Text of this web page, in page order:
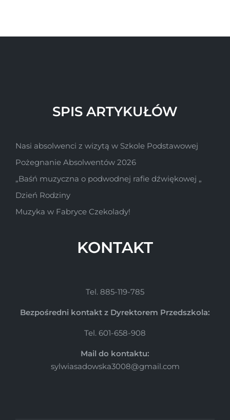
SPIS ARTYKUŁÓW
Nasi absolwenci z wizytą w Szkole Podstawowej
Pożegnanie Absolwentów 2026
„Baśń muzyczna o podwodnej rafie dźwiękowej „
Dzień Rodziny
Muzyka w Fabryce Czekolady!
KONTAKT
Tel. 885-119-785
Bezpośredni kontakt z Dyrektorem Przedszkola:
Tel. 601-658-908
Mail do kontaktu:
sylwiasadowska3008@gmail.com